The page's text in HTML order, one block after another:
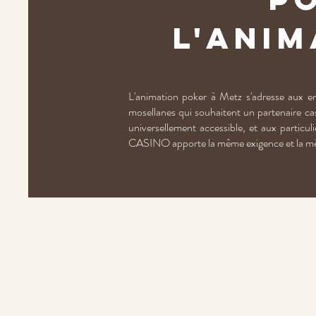
L'animation poker à Metz s'adresse aux
mosellanes qui souhaitent un partenaire
universellement accessible, et aux
CASINO apporte la même exigence et la